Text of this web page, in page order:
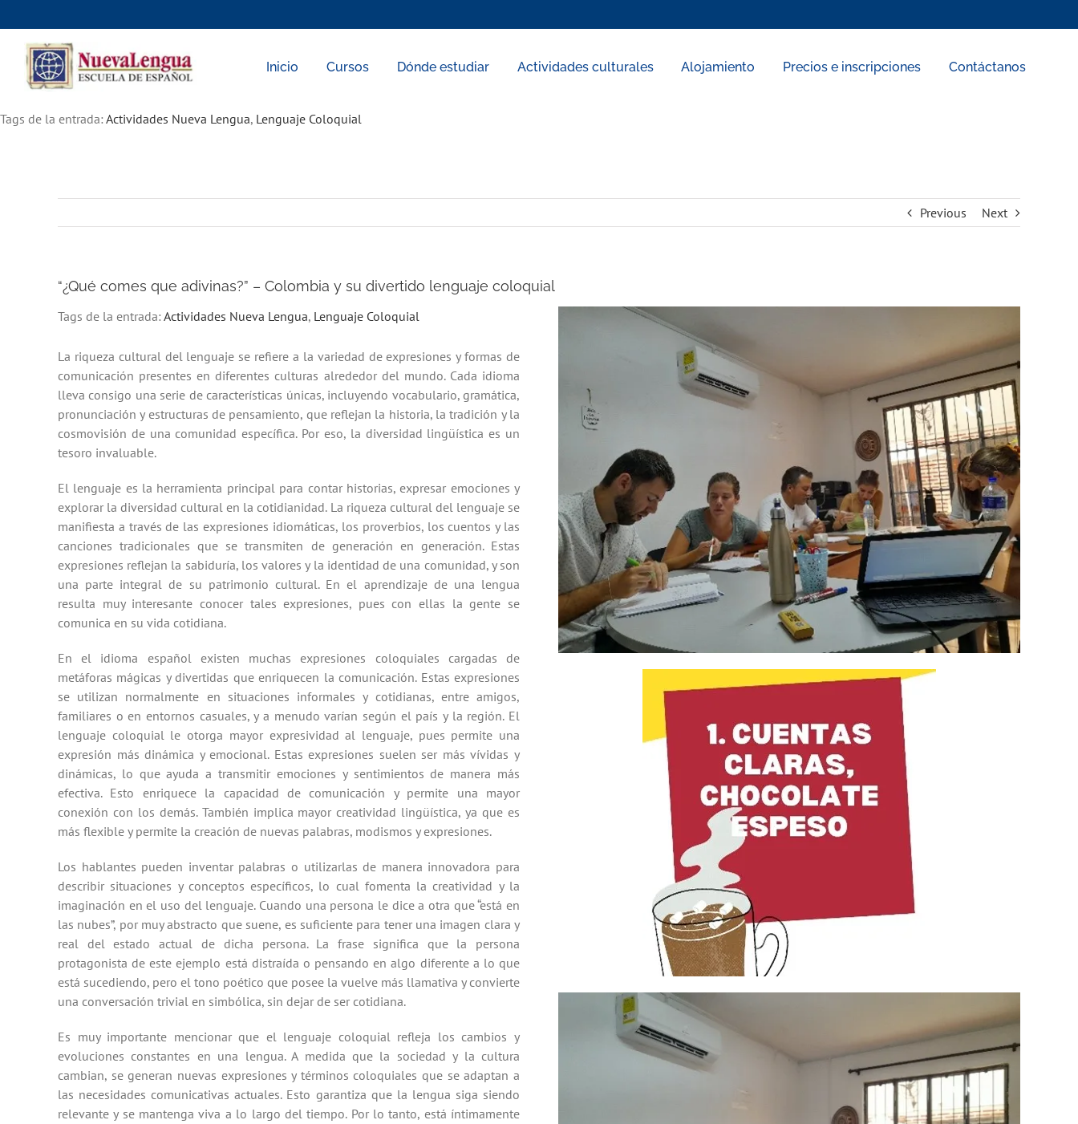
to
content
Inicio Cursos Dónde estudiar Actividades culturales Alojamiento Precios e inscripciones Contáctanos
Tags de la entrada: Actividades Nueva Lengua, Lenguaje Coloquial
Previous Next
“¿Qué comes que adivinas?” – Colombia y su divertido lenguaje coloquial
Tags de la entrada: Actividades Nueva Lengua, Lenguaje Coloquial
La riqueza cultural del lenguaje se refiere a la variedad de expresiones y formas de
comunicación presentes en diferentes culturas alrededor del mundo. Cada idioma
lleva consigo una serie de características únicas, incluyendo vocabulario, gramática,
pronunciación y estructuras de pensamiento, que reflejan la historia, la tradición y la
cosmovisión de una comunidad específica. Por eso, la diversidad lingüística es un
tesoro invaluable.
El lenguaje es la herramienta principal para contar historias, expresar emociones y
explorar la diversidad cultural en la cotidianidad. La riqueza cultural del lenguaje se
manifiesta a través de las expresiones idiomáticas, los proverbios, los cuentos y las
canciones tradicionales que se transmiten de generación en generación. Estas
expresiones reflejan la sabiduría, los valores y la identidad de una comunidad, y son
una parte integral de su patrimonio cultural. En el aprendizaje de una lengua
resulta muy interesante conocer tales expresiones, pues con ellas la gente se
comunica en su vida cotidiana.
En el idioma español existen muchas expresiones coloquiales cargadas de
metáforas mágicas y divertidas que enriquecen la comunicación. Estas expresiones
se utilizan normalmente en situaciones informales y cotidianas, entre amigos,
familiares o en entornos casuales, y a menudo varían según el país y la región. El
lenguaje coloquial le otorga mayor expresividad al lenguaje, pues permite una
expresión más dinámica y emocional. Estas expresiones suelen ser más vívidas y
dinámicas, lo que ayuda a transmitir emociones y sentimientos de manera más
efectiva. Esto enriquece la capacidad de comunicación y permite una mayor
conexión con los demás. También implica mayor creatividad lingüística, ya que es
más flexible y permite la creación de nuevas palabras, modismos y expresiones.
Los hablantes pueden inventar palabras o utilizarlas de manera innovadora para
describir situaciones y conceptos específicos, lo cual fomenta la creatividad y la
imaginación en el uso del lenguaje. Cuando una persona le dice a otra que “está en
las nubes”, por muy abstracto que suene, es suficiente para tener una imagen clara y
real del estado actual de dicha persona. La frase significa que la persona
protagonista de este ejemplo está distraída o pensando en algo diferente a lo que
está sucediendo, pero el tono poético que posee la vuelve más llamativa y convierte
una conversación trivial en simbólica, sin dejar de ser cotidiana.
Es muy importante mencionar que el lenguaje coloquial refleja los cambios y
evoluciones constantes en una lengua. A medida que la sociedad y la cultura
cambian, se generan nuevas expresiones y términos coloquiales que se adaptan a
las necesidades comunicativas actuales. Esto garantiza que la lengua siga siendo
relevante y se mantenga viva a lo largo del tiempo. Por lo tanto, está íntimamente